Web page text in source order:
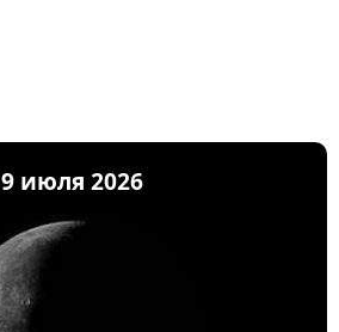
9 июля 2026